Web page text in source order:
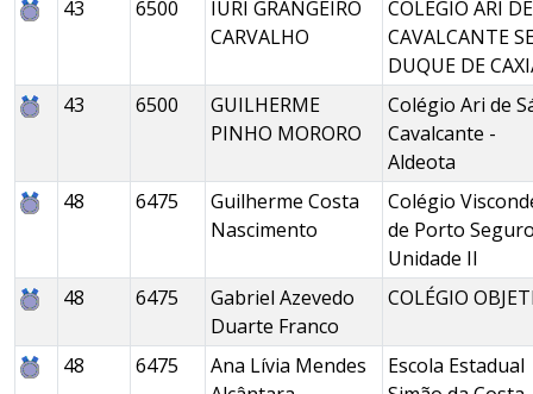
43 6500
IURI GRANGEIRO
CARVALHO
COLÉGIO ARI
CAVALCANTE
DUQUE DE
43
6500
GUILHERME
PINHO MORORO
Colégio Ari de
Cavalcante -
Aldeota
48
6475
Guilherme Costa
Nascimento
Colégio
de Porto
Unidade II
48
6475
Gabriel Azevedo
Duarte Franco
COLÉGIO
48 6475
Ana Lívia Mendes
Escola Estadual